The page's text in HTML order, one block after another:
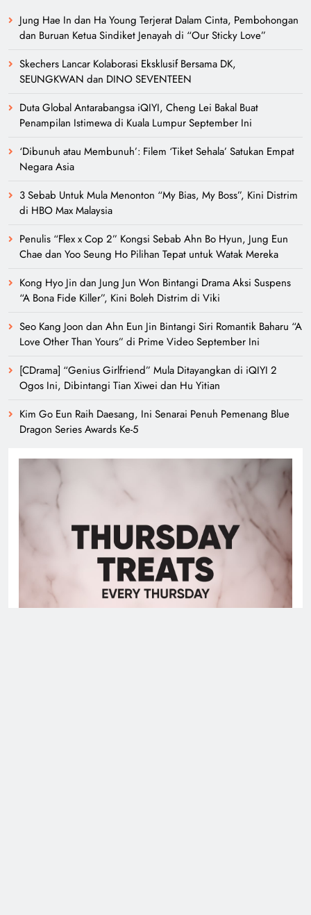
Jung Hae In dan Ha Young Terjerat Dalam Cinta, Pembohongan
dan Buruan Ketua Sindiket Jenayah di “Our Sticky Love”
Skechers Lancar Kolaborasi Eksklusif Bersama DK,
SEUNGKWAN dan DINO SEVENTEEN
Duta Global Antarabangsa iQIYI, Cheng Lei Bakal Buat
Penampilan Istimewa di Kuala Lumpur September Ini
‘Dibunuh atau Membunuh’: Filem ‘Tiket Sehala’ Satukan Empat
Negara Asia
3 Sebab Untuk Mula Menonton “My Bias, My Boss”, Kini Distrim
di HBO Max Malaysia
Penulis “Flex x Cop 2” Kongsi Sebab Ahn Bo Hyun, Jung Eun
Chae dan Yoo Seung Ho Pilihan Tepat untuk Watak Mereka
Kong Hyo Jin dan Jung Jun Won Bintangi Drama Aksi Suspens
“A Bona Fide Killer”, Kini Boleh Distrim di Viki
Seo Kang Joon dan Ahn Eun Jin Bintangi Siri Romantik Baharu “A
Love Other Than Yours” di Prime Video September Ini
[CDrama] “Genius Girlfriend” Mula Ditayangkan di iQIYI 2
Ogos Ini, Dibintangi Tian Xiwei dan Hu Yitian
Kim Go Eun Raih Daesang, Ini Senarai Penuh Pemenang Blue
Dragon Series Awards Ke-5